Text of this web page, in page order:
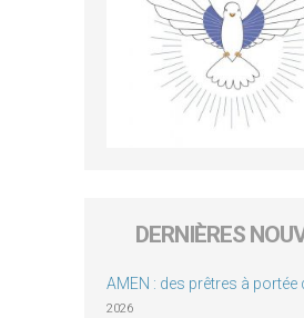
DERNIÈRES
AMEN : des prêtres à portée
2026